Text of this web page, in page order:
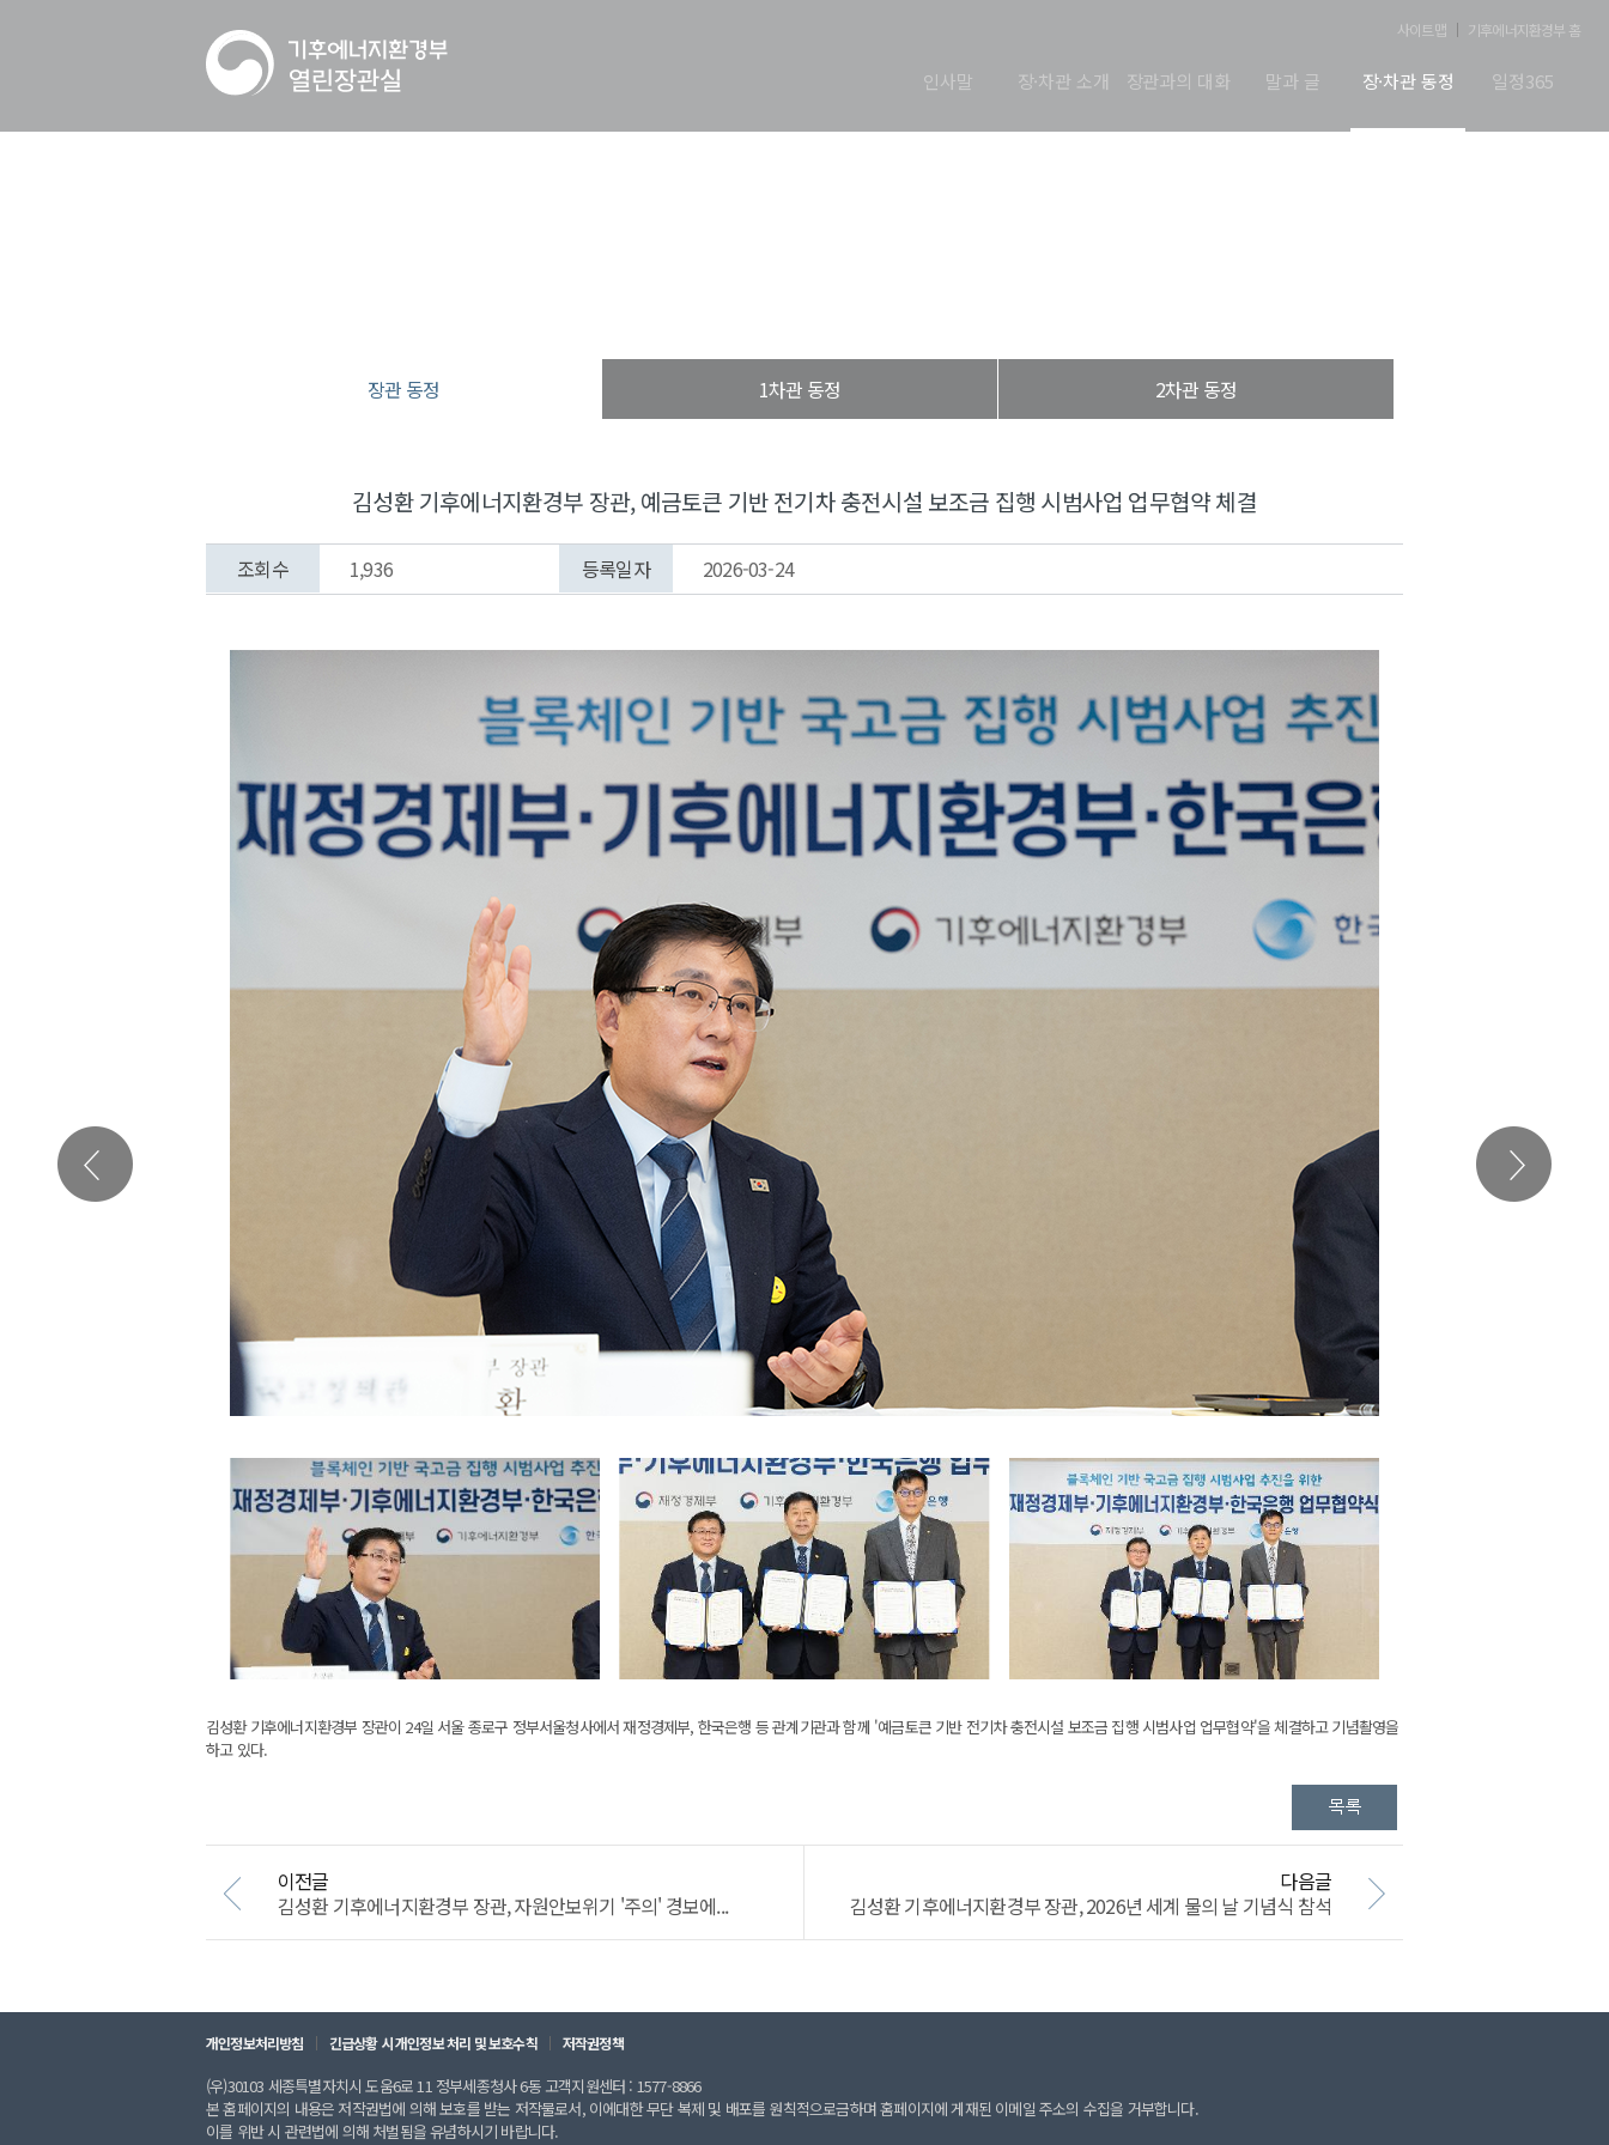
사이트맵 기후에너지환경부 홈
인사말 장·차관 소개 장관과의 대화 말과 글 장·차관 동정 일정365
장관 동정 1차관 동정 2차관 동정
김성환 기후에너지환경부 장관, 예금토큰 기반 전기차 충전시설 보조금 집행 시범사업 업무협약 체결
조회수 1,936 등록일자 2026-03-24
김성환 기후에너지환경부 장관이 24일 서울 종로구 정부서울청사에서 재정경제부, 한국은행 등 관계기관과 함께 '예금토큰 기반 전기차 충전시설 보조금 집행 시범사업 업무협약'을 체결하고 기념촬영을
하고 있다.
이전글
김성환 기후에너지환경부 장관, 자원안보위기 '주의' 경보에...
다음글
김성환 기후에너지환경부 장관, 2026년 세계 물의 날 기념식 참석
개인정보처리방침 긴급상황 시 개인정보 처리 및 보호수칙 저작권정책
(우)30103 세종특별자치시 도움6로 11 정부세종청사 6동 고객지원센터 : 1577-8866
본 홈페이지의 내용은 저작권법에 의해 보호를 받는 저작물로서, 이에대한 무단 복제 및 배포를 원칙적으로금하며 홈페이지에 게재된 이메일 주소의 수집을 거부합니다.
이를 위반 시 관련법에 의해 처벌됨을 유념하시기 바랍니다.